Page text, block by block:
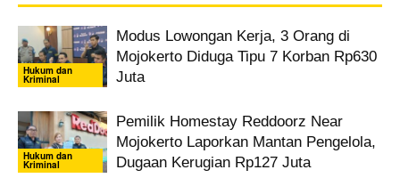
Hukum dan
Kriminal
Modus Lowongan Kerja, 3 Orang di
Mojokerto Diduga Tipu 7 Korban Rp630
Juta
Hukum dan
Kriminal
Pemilik Homestay Reddoorz Near
Mojokerto Laporkan Mantan Pengelola,
Dugaan Kerugian Rp127 Juta